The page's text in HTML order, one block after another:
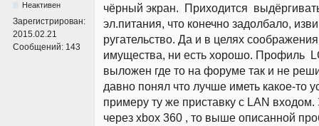
Неактивен
Зарегистрирован:
2015.02.21
Сообщений: 143
чёрный экран. Приходится
эл.питания, что конечно задолбало,
ругательство. Да и в целях
имущества, ни есть хорошо. Профиль
выложен где то на форуме так и не
давно понял что лучше иметь какое-то
примеру ту же приставку с LAN
через xbox 360 , то выше описанной